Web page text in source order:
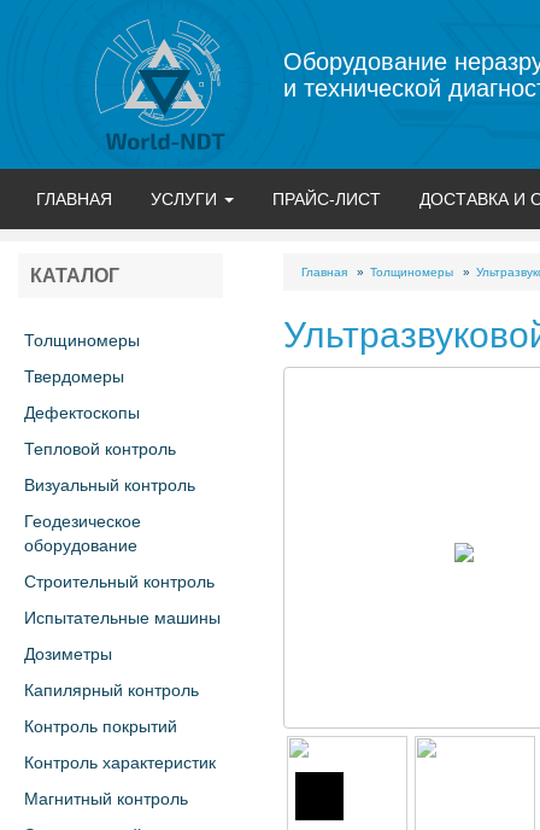
Оборудование
и технической
ГЛАВНАЯ УСЛУГИ ПРАЙС-ЛИСТ ДОСТАВКА И
КАТАЛОГ
Толщиномеры
Твердомеры
Дефектоскопы
Тепловой контроль
Визуальный контроль
Геодезическое
оборудование
Строительный контроль
Испытательные машины
Дозиметры
Капилярный контроль
Контроль покрытий
Контроль характеристик
Магнитный контроль
Главная Толщиномеры